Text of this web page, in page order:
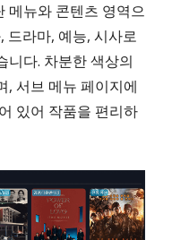
메뉴와 콘텐츠 영역으
드라마, 예능, 시사로
니다. 차분한 색상의
, 서브 메뉴 페이지에
있어 작품을 편리하